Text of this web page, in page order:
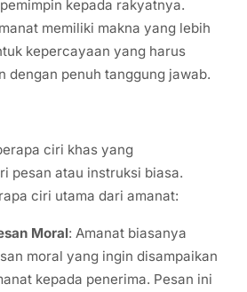
kepada rakyatnya.
memiliki makna yang lebih
kepercayaan yang harus
dengan penuh tanggung jawab.
ciri khas yang
pesan atau instruksi biasa.
ciri utama dari amanat:
Moral: Amanat biasanya
moral yang ingin disampaikan
kepada penerima. Pesan ini